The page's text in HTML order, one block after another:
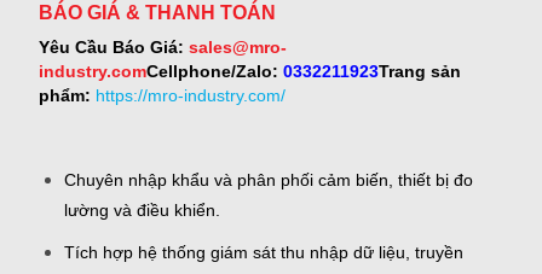
BÁO GIÁ & THANH TOÁN
Yêu Cầu Báo Giá: sales@mro-
industry.comCellphone/Zalo: 0332211923Trang sản
phẩm: https://mro-industry.com/
Chuyên nhập khẩu và phân phối cảm biến, thiết bị đo
lường và điều khiển.
Tích hợp hệ thống giám sát thu nhập dữ liệu, truyền